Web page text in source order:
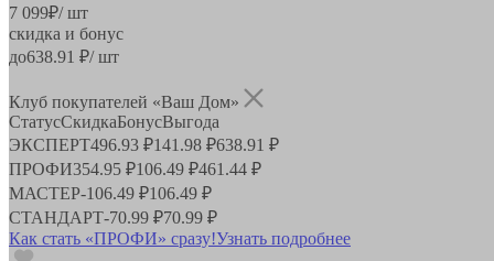
7 099₽/ шт
скидка и бонус
до638.91 ₽/ шт
Клуб покупателей «Ваш Дом»
СтатусСкидкаБонусВыгода
ЭКСПЕРТ496.93 ₽141.98 ₽638.91 ₽
ПРОФИ354.95 ₽106.49 ₽461.44 ₽
МАСТЕР-106.49 ₽106.49 ₽
СТАНДАРТ-70.99 ₽70.99 ₽
Как стать «ПРОФИ» сразу!Узнать подробнее